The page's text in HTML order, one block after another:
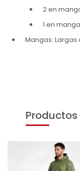
2 en
1 en
Mangas: